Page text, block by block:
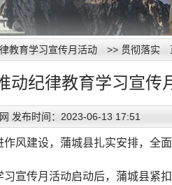
教育学习宣传月活动 >> 贯彻落实
动纪律教育学习宣传
发布时间：2023-06-13 17:51
风建设，蒲城县扎实安排，全
习宣传月活动启动后，蒲城县紧